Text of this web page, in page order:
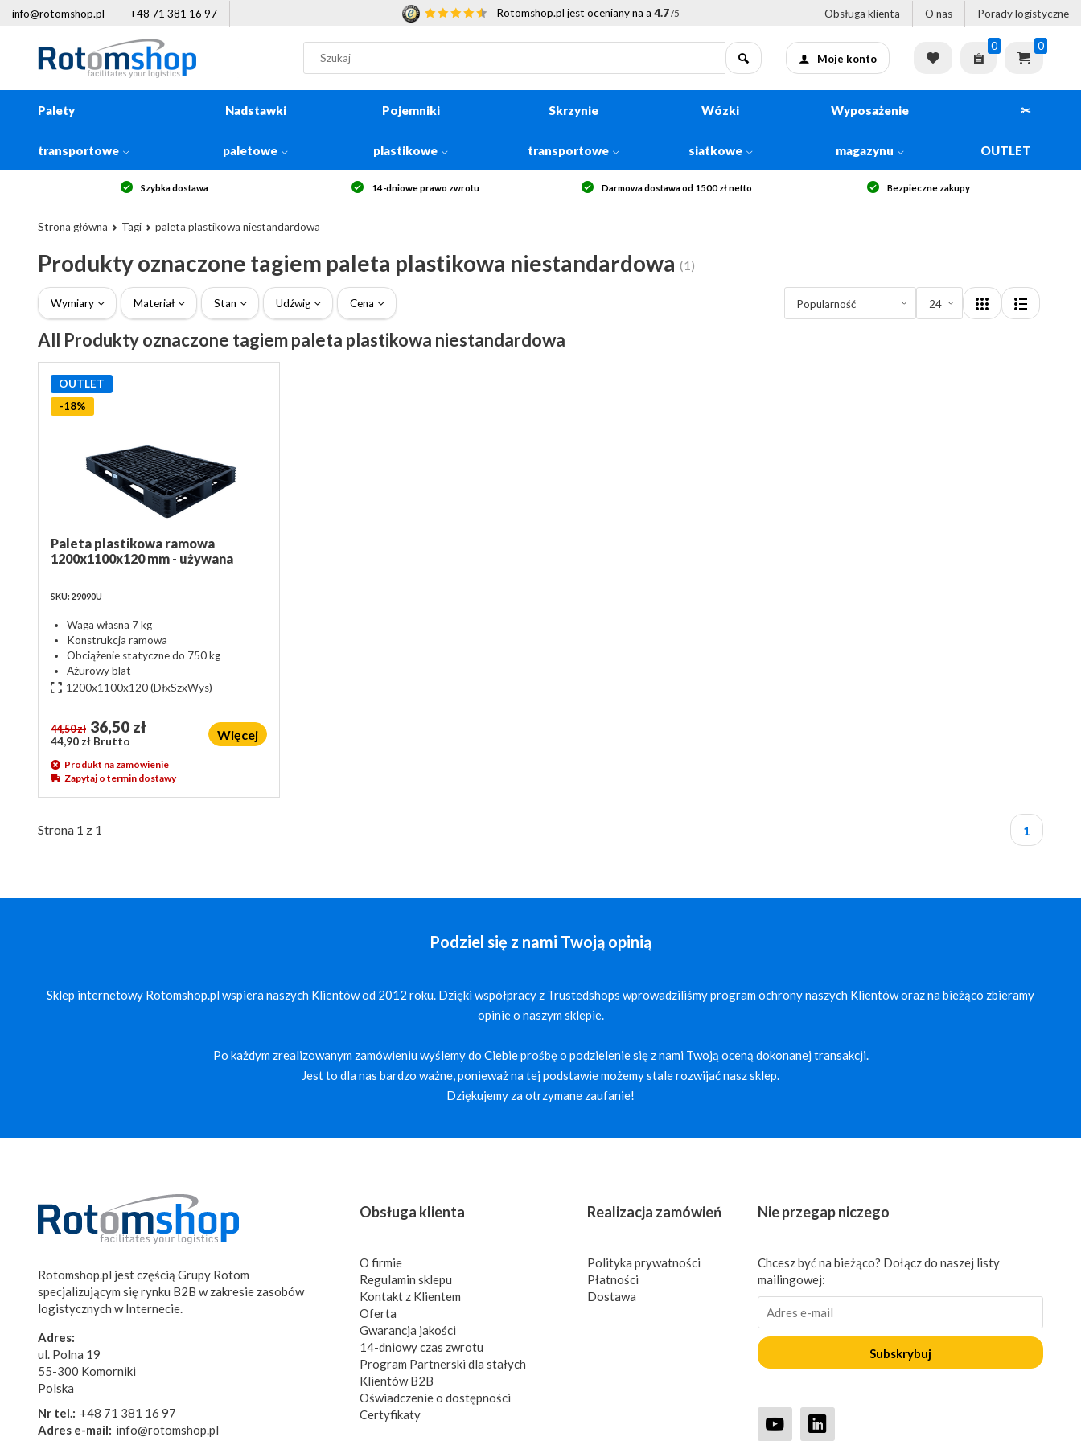
info@rotomshop.pl +48 71 381 16 97 Rotomshop.pl jest oceniany na a 4.7/5 Obsługa klienta O nas Porady logistyczne
Moje konto
0 0
Palety
transportowe
Nadstawki
paletowe
Pojemniki
plastikowe
Skrzynie
transportowe
Wózki
siatkowe
Wyposażenie
magazynu
✂
OUTLET
Szybka dostawa 14-dniowe prawo zwrotu Darmowa dostawa od 1500 zł netto Bezpieczne zakupy
Strona główna Tagi paleta plastikowa niestandardowa
Produkty oznaczone tagiem paleta plastikowa niestandardowa (1)
Wymiary Materiał Stan Udźwig Cena
All Produkty oznaczone tagiem paleta plastikowa niestandardowa
OUTLET
-18%
Paleta plastikowa ramowa
1200x1100x120 mm - używana
SKU: 29090U
Waga własna 7 kg
Konstrukcja ramowa
Obciążenie statyczne do 750 kg
Ażurowy blat
1200x1100x120(DłxSzxWys)
44,50 zł 36,50 zł
44,90 zł Brutto Więcej
Produkt na zamówienie
Zapytaj o termin dostawy
Strona 1 z 1 1
Podziel się z nami Twoją opinią
Sklep internetowy Rotomshop.pl wspiera naszych Klientów od 2012 roku. Dzięki współpracy z Trustedshops wprowadziliśmy program ochrony naszych Klientów oraz na bieżąco zbieramy
opinie o naszym sklepie.
Po każdym zrealizowanym zamówieniu wyślemy do Ciebie prośbę o podzielenie się z nami Twoją oceną dokonanej transakcji.
Jest to dla nas bardzo ważne, ponieważ na tej podstawie możemy stale rozwijać nasz sklep.
Dziękujemy za otrzymane zaufanie!
Rotomshop.pl jest częścią Grupy Rotom
specjalizującym się rynku B2B w zakresie zasobów
logistycznych w Internecie.
Adres:
ul. Polna 19
55-300 Komorniki
Polska
Nr tel.: +48 71 381 16 97
Adres e-mail: info@rotomshop.pl
Obsługa klienta
O firmie
Regulamin sklepu
Kontakt z Klientem
Oferta
Gwarancja jakości
14-dniowy czas zwrotu
Program Partnerski dla stałych
Klientów B2B
Oświadczenie o dostępności
Certyfikaty
Realizacja zamówień
Polityka prywatności
Płatności
Dostawa
Nie przegap niczego
Chcesz być na bieżąco? Dołącz do naszej listy
mailingowej:
Subskrybuj